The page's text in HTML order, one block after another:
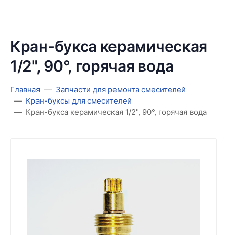
Кран-букса керамическая
1/2", 90°, горячая вода
Главная
Запчасти для ремонта смесителей
Кран-буксы для смесителей
Кран-букса керамическая 1/2", 90°, горячая вода